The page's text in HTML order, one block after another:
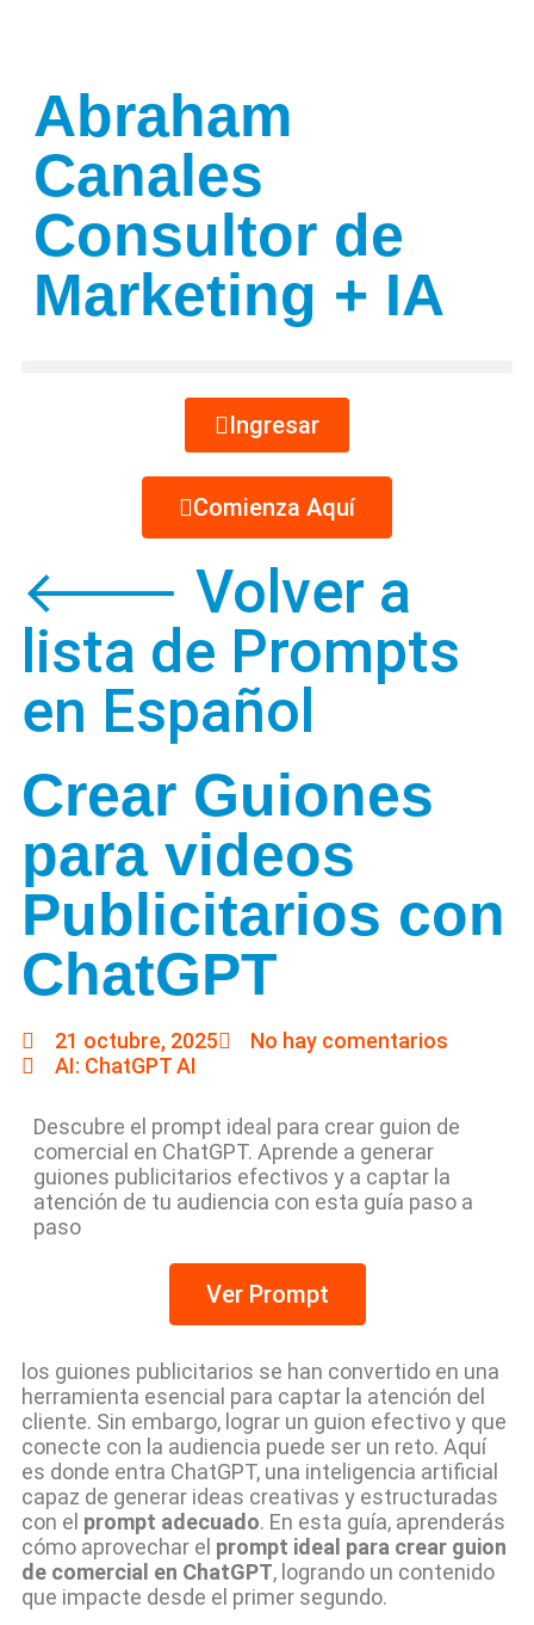
Abraham
Canales
Consultor de
Marketing + IA
Ingresar
Comienza Aquí
🡐 Volver a
lista de Prompts
en Español
Crear Guiones
para videos
Publicitarios con
ChatGPT
21 octubre, 2025
No hay comentarios
AI: ChatGPT AI
Descubre el prompt ideal para crear guion de
comercial en ChatGPT. Aprende a generar
guiones publicitarios efectivos y a captar la
atención de tu audiencia con esta guía paso a
paso
Ver Prompt
los guiones publicitarios se han convertido en una
herramienta esencial para captar la atención del
cliente. Sin embargo, lograr un guion efectivo y que
conecte con la audiencia puede ser un reto. Aquí
es donde entra ChatGPT, una inteligencia artificial
capaz de generar ideas creativas y estructuradas
con el prompt adecuado. En esta guía, aprenderás
cómo aprovechar el prompt ideal para crear guion
de comercial en ChatGPT, logrando un contenido
que impacte desde el primer segundo.